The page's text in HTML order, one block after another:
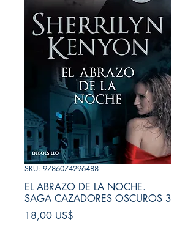
SKU: 9786074296488
EL ABRAZO DE LA NOCHE.
SAGA CAZADORES OSCUROS 3
18,00 US$